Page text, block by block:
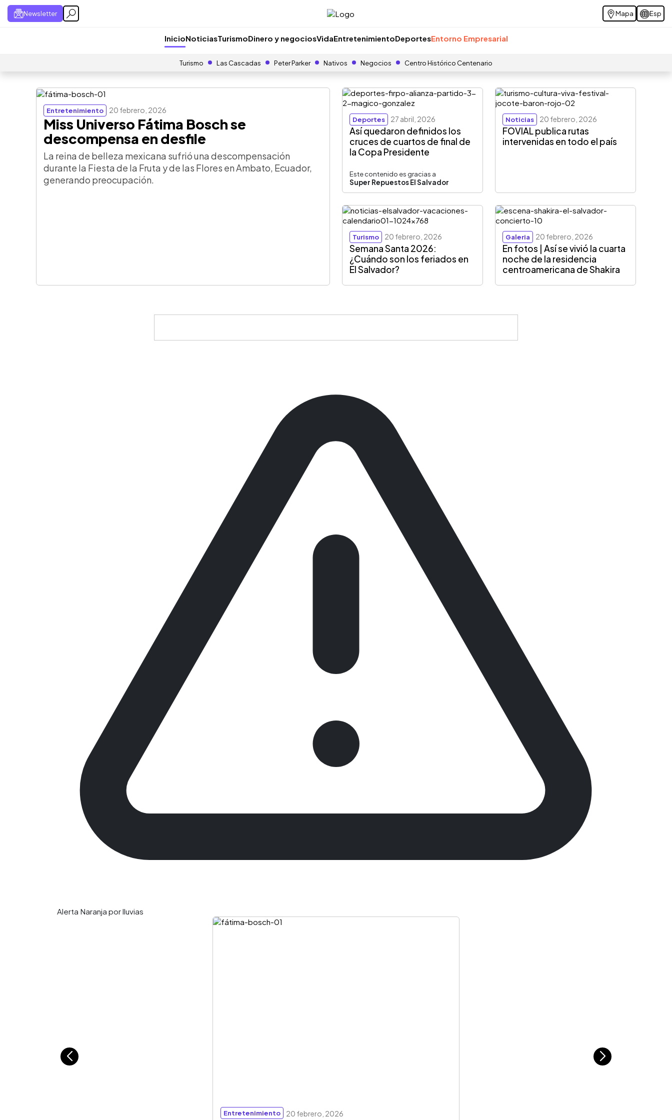
Newsletter Mapa Esp
InicioNoticiasTurismoDinero y negociosVidaEntretenimientoDeportesEntorno Empresarial
Turismo Las Cascadas Peter Parker Nativos Negocios Centro Histórico Centenario
Entretenimiento 20 febrero, 2026
Miss Universo Fátima Bosch se
descompensa en desfile
La reina de belleza mexicana sufrió una descompensación
durante la Fiesta de la Fruta y de las Flores en Ambato, Ecuador,
generando preocupación.
Deportes 27 abril, 2026
Así quedaron definidos los
cruces de cuartos de final de
la Copa Presidente
Este contenido es gracias a
Super Repuestos El Salvador
Noticias 20 febrero, 2026
FOVIAL publica rutas
intervenidas en todo el país
Turismo 20 febrero, 2026
Semana Santa 2026:
¿Cuándo son los feriados en
El Salvador?
Galeria 20 febrero, 2026
En fotos | Así se vivió la cuarta
noche de la residencia
centroamericana de Shakira
Alerta Naranja por lluvias
Entretenimiento 20 febrero, 2026